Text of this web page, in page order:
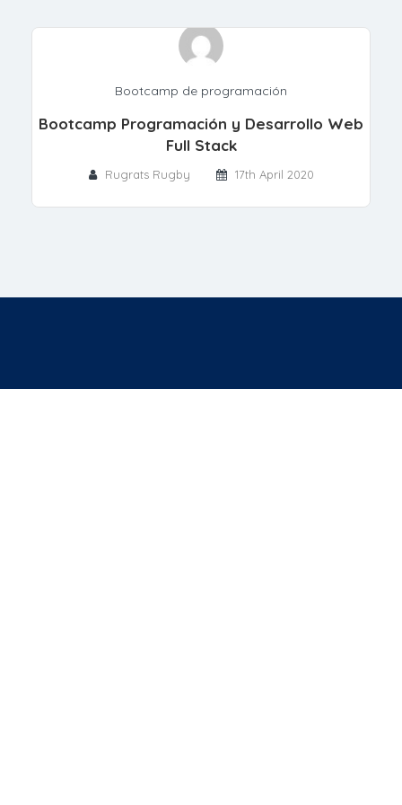
Bootcamp de programación
Bootcamp Programación y Desarrollo Web
Full Stack
Rugrats Rugby 17th April 2020